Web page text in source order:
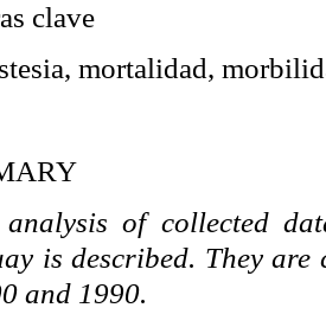
clave
mortalidad,
analysis of collected
is described. They are
and 1990.